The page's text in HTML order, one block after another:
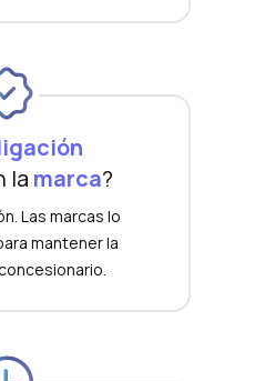
la marca?
Las marcas lo
mantener la